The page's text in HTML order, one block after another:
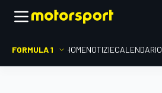
FORMULA 1 HOMENOTIZIECALENDARIO